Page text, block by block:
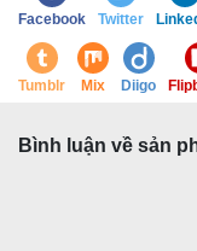
Facebook Twitter
Tumblr Mix Diigo
Bình luận về sản